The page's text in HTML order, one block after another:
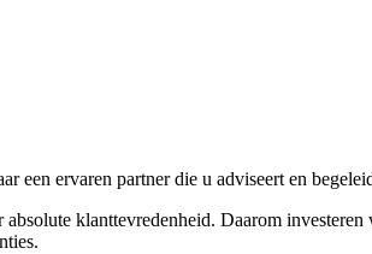
een ervaren partner die u adviseert en
klanttevredenheid. Daarom